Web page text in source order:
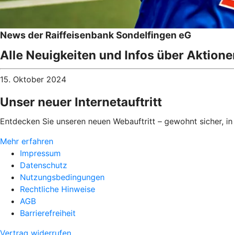
News der Raiffeisenbank Sondelfingen eG
Alle Neuigkeiten und Infos über
15. Oktober 2024
Unser neuer Internetauftritt
Entdecken Sie unseren neuen Webauftritt – gewohnt sicher,
Mehr erfahren
Impressum
Datenschutz
Nutzungsbedingungen
Rechtliche Hinweise
AGB
Barrierefreiheit
Vertrag widerrufen